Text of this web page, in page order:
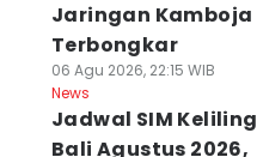
Jaringan Kamboja
Terbongkar
06 Agu 2026, 22:15 WIB
News
Jadwal SIM Keliling
Bali Agustus 2026,